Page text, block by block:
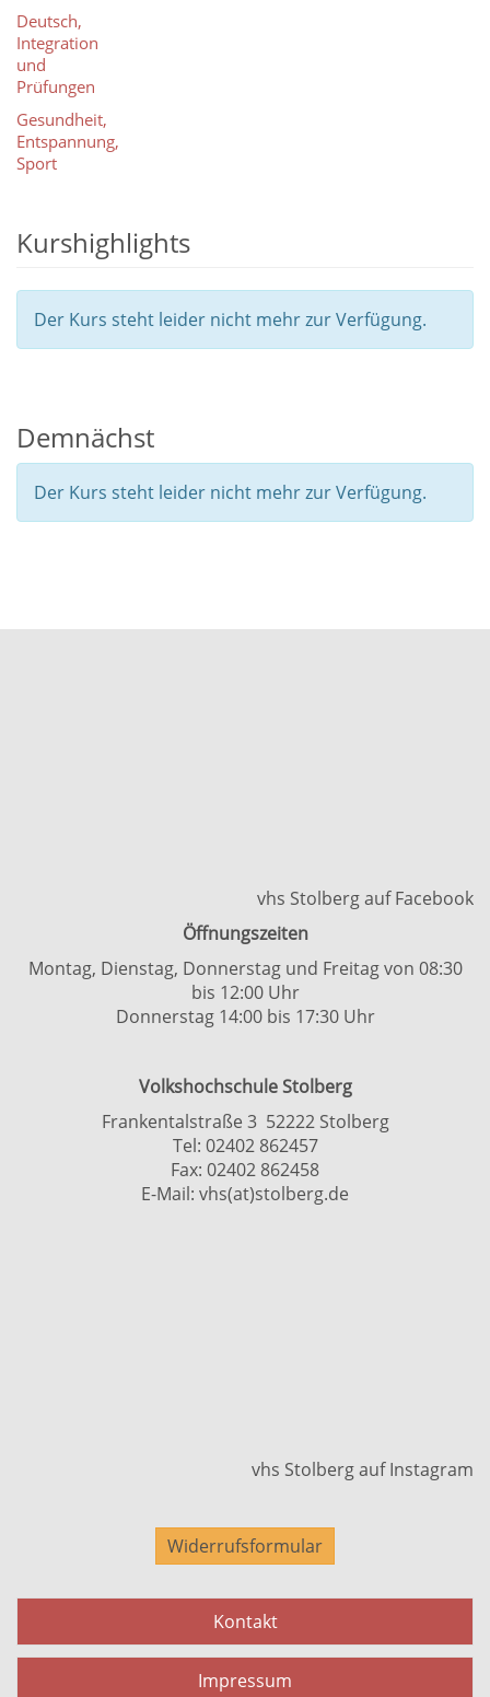
Deutsch,
Integration
und
Prüfungen
Gesundheit,
Entspannung,
Sport
Kurshighlights
Der Kurs steht leider nicht mehr zur Verfügung.
Demnächst
Der Kurs steht leider nicht mehr zur Verfügung.
vhs Stolberg auf Facebook
Öffnungszeiten
Montag, Dienstag, Donnerstag und Freitag von 08:30
bis 12:00 Uhr
Donnerstag 14:00 bis 17:30 Uhr
Volkshochschule Stolberg
Frankentalstraße 3 52222 Stolberg
Tel: 02402 862457
Fax: 02402 862458
E-Mail: vhs(at)stolberg.de
vhs Stolberg auf Instagram
Widerrufsformular
Kontakt
Impressum